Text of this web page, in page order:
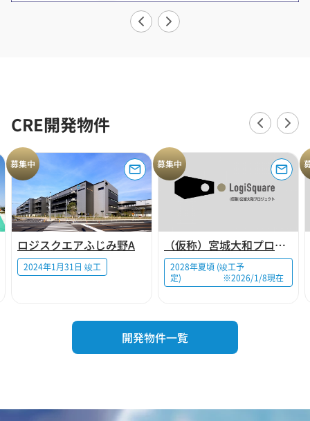
CRE開発物件
募集中
ロジスクエアふじみ野A
2024年1月31日 竣工
募集中
（仮称）宮城大和プロジェクト
2028年夏頃 (竣工予
定) ※2026/1/8現在
開発物件一覧